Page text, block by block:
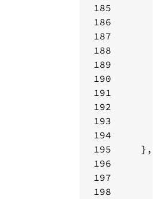
185
186
187
188
189
190
191
192
193
194
195
196
197
198